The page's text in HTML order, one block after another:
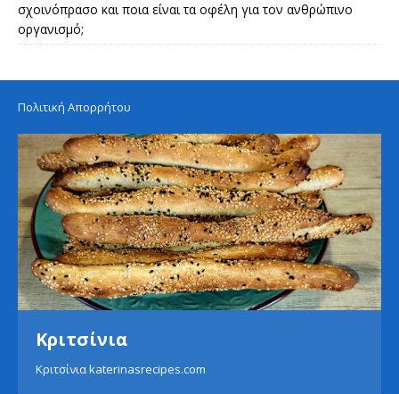
σχοινόπρασο και ποια είναι τα οφέλη για τον ανθρώπινο
οργανισμό;
Πολιτική Απορρήτου
Κριτσίνια
Κριτσίνια katerinasrecipes.com